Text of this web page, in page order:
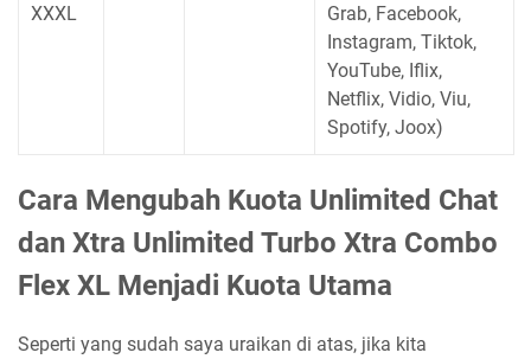
XXXL
Grab, Facebook,
Instagram, Tiktok,
YouTube, Iflix,
Netflix, Vidio, Viu,
Spotify, Joox)
Cara Mengubah Kuota Unlimited Chat
dan Xtra Unlimited Turbo Xtra Combo
Flex XL Menjadi Kuota Utama
Seperti yang sudah saya uraikan di atas, jika kita